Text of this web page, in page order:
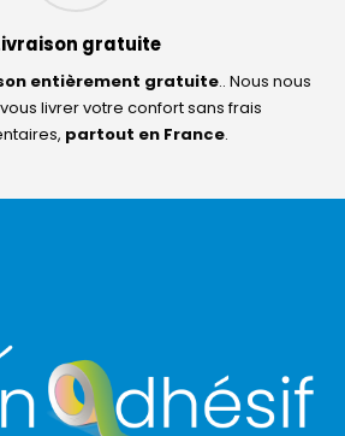
gratuite
entièrement gratuite.. Nous nous
livrer votre confort sans frais
partout en France.